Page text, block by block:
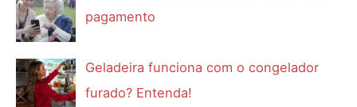
pagamento
Geladeira funciona com o congelador
furado? Entenda!